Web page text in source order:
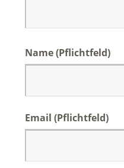
Name (Pflichtfeld)
Email (Pflichtfeld)